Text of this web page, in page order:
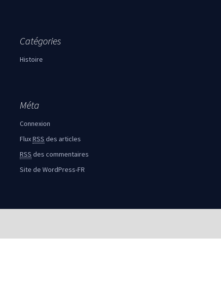
Catégories
Histoire
Méta
Connexion
FluxRSS des articles
RSS des commentaires
Site de WordPress-FR